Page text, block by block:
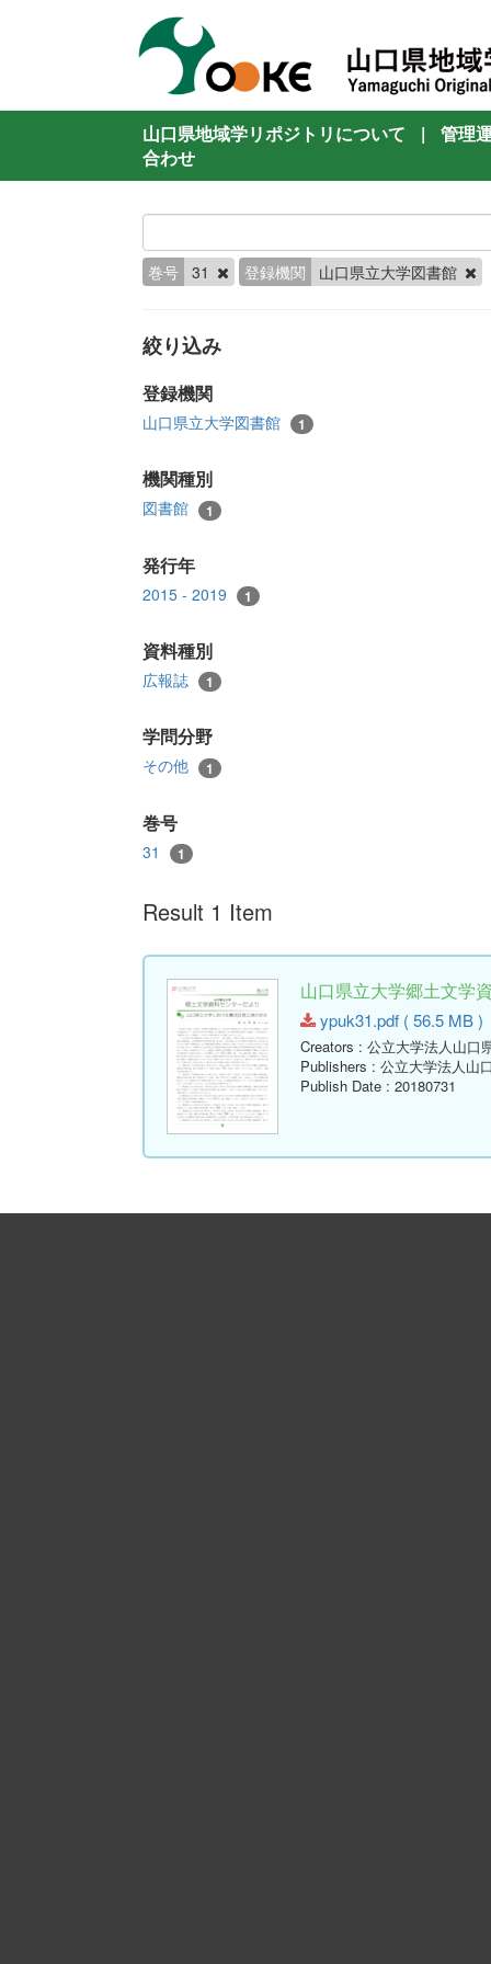
山口県地域学リポジトリについて |
管理
合わせ
巻号 31 登録機関 山口県立大学図書館
絞り込み
登録機関
山口県立大学図書館 1
機関種別
図書館 1
発行年
2015 - 2019 1
資料種別
広報誌 1
学問分野
その他 1
巻号
31 1
Result 1 Item
山口県立大学郷土文学
ypuk31.pdf ( 56.5 MB )
Creators : 公立大学法人山口
Publishers : 公立大学法人山
Publish Date : 20180731